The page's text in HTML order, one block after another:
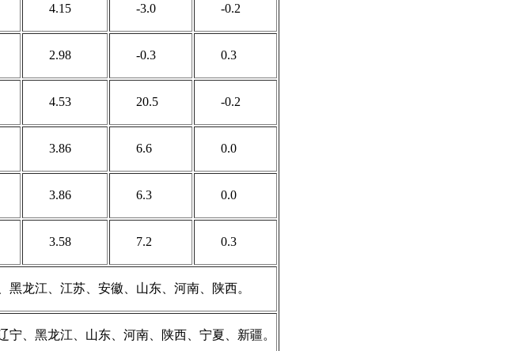
4.15 -3.0 -0.2
2.98 -0.3 0.3
4.53 20.5 -0.2
3.86 6.6 0.0
3.86 6.3 0.0
3.58 7.2 0.3
龙江、江苏、安徽、山东、河南、陕西。
、黑龙江、山东、河南、陕西、宁夏、新疆。